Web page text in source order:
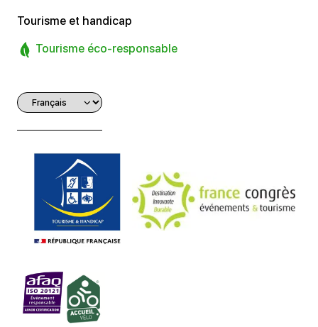
Tourisme et handicap
Tourisme éco-responsable